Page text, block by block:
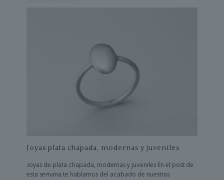
Joyas plata chapada, modernas y juveniles
Joyas de plata chapada, modernas y juveniles En el post de
esta semana te hablamos del acabado de nuestras